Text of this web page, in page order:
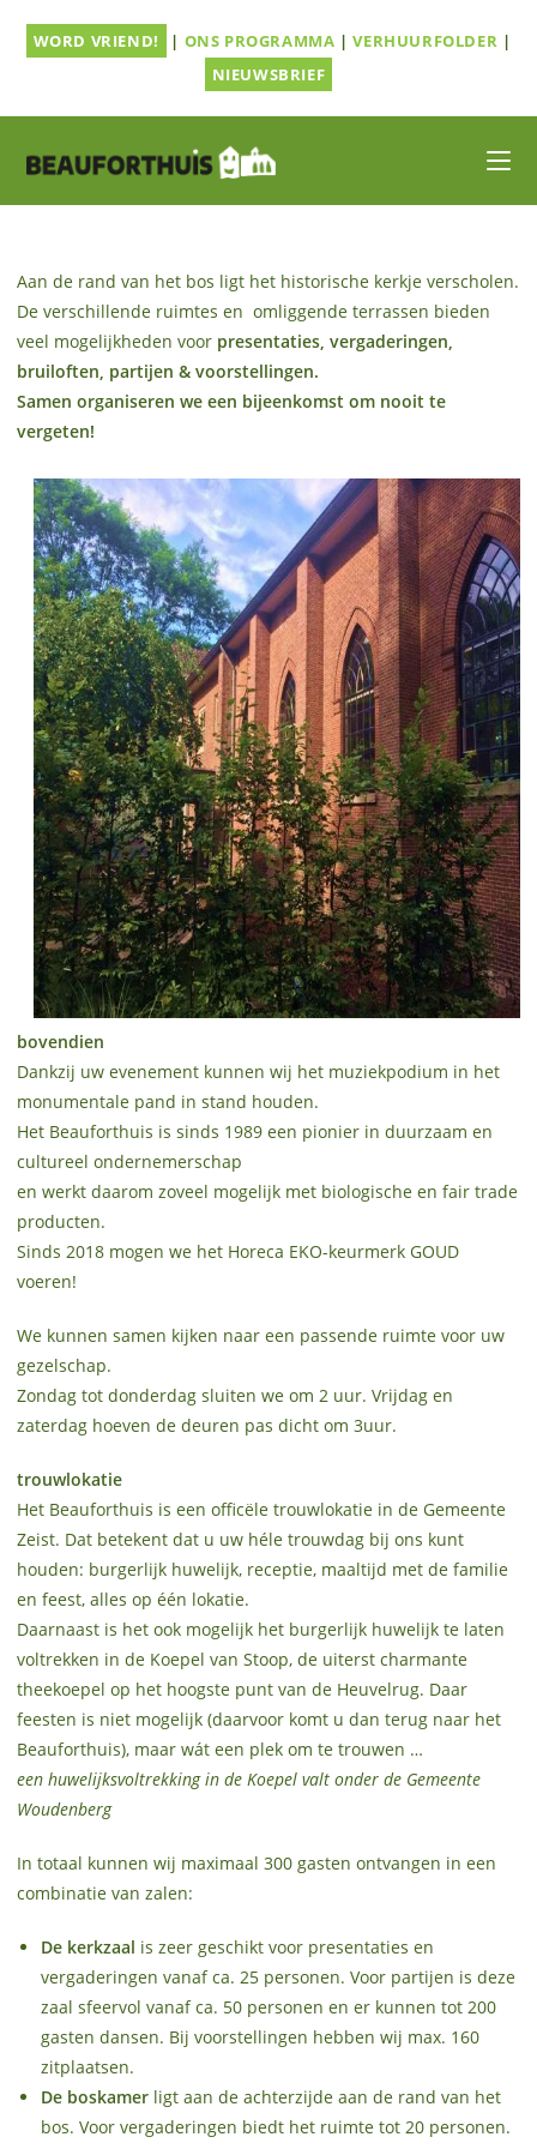
naarWORD VRIEND! | ONS PROGRAMMA |VERHUURFOLDER |
NIEUWSBRIEF
Aan de rand van het bos ligt het historische kerkje verscholen.
De verschillende ruimtes en omliggende terrassen bieden
veel mogelijkheden voor presentaties, vergaderingen,
bruiloften, partijen & voorstellingen.
Samen organiseren we een bijeenkomst om nooit te
vergeten!
bovendien
Dankzij uw evenement kunnen wij het muziekpodium in het
monumentale pand in stand houden.
Het Beauforthuis is sinds 1989 een pionier in duurzaam en
cultureel ondernemerschap
en werkt daarom zoveel mogelijk met biologische en fair trade
producten.
Sinds 2018 mogen we het Horeca EKO-keurmerk GOUD
voeren!
We kunnen samen kijken naar een passende ruimte voor uw
gezelschap.
Zondag tot donderdag sluiten we om 2 uur. Vrijdag en
zaterdag hoeven de deuren pas dicht om 3uur.
trouwlokatie
Het Beauforthuis is een officële trouwlokatie in de Gemeente
Zeist. Dat betekent dat u uw héle trouwdag bij ons kunt
houden: burgerlijk huwelijk, receptie, maaltijd met de familie
en feest, alles op één lokatie.
Daarnaast is het ook mogelijk het burgerlijk huwelijk te laten
voltrekken in de Koepel van Stoop, de uiterst charmante
theekoepel op het hoogste punt van de Heuvelrug. Daar
feesten is niet mogelijk (daarvoor komt u dan terug naar het
Beauforthuis), maar wát een plek om te trouwen …
een huwelijksvoltrekking in de Koepel valt onder de Gemeente
Woudenberg
In totaal kunnen wij maximaal 300 gasten ontvangen in een
combinatie van zalen:
De kerkzaal is zeer geschikt voor presentaties en
vergaderingen vanaf ca. 25 personen. Voor partijen is deze
zaal sfeervol vanaf ca. 50 personen en er kunnen tot 200
gasten dansen. Bij voorstellingen hebben wij max. 160
zitplaatsen.
De boskamer ligt aan de achterzijde aan de rand van het
bos. Voor vergaderingen biedt het ruimte tot 20 personen.